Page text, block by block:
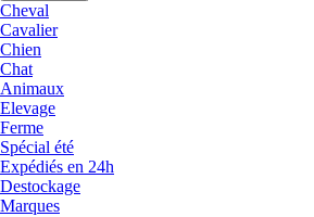
Cheval
Cavalier
Chien
Chat
Animaux
Elevage
Ferme
Spécial été
Expédiés en 24h
Destockage
Marques